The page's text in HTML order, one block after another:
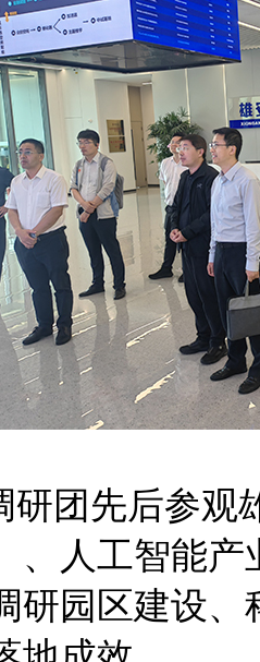
研团先后参
、人工智能
研园区建设